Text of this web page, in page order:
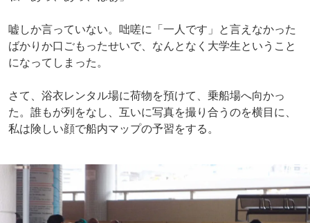
嘘しか言っていない。咄嗟に「一人です」と言えなかった
ばかりか口ごもったせいで、なんとなく大学生ということ
になってしまった。
さて、浴衣レンタル場に荷物を預けて、乗船場へ向かっ
た。誰もが列をなし、互いに写真を撮り合うのを横目に、
私は険しい顔で船内マップの予習をする。